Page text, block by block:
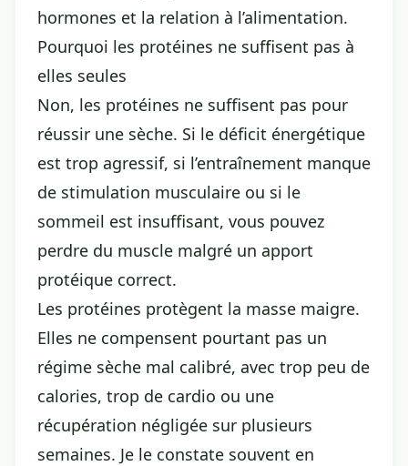
hormones et la relation à l’alimentation.
Pourquoi les protéines ne suffisent pas à
elles seules
Non, les protéines ne suffisent pas pour
réussir une sèche. Si le déficit énergétique
est trop agressif, si l’entraînement manque
de stimulation musculaire ou si le
sommeil est insuffisant, vous pouvez
perdre du muscle malgré un apport
protéique correct.
Les protéines protègent la masse maigre.
Elles ne compensent pourtant pas un
régime sèche mal calibré, avec trop peu de
calories, trop de cardio ou une
récupération négligée sur plusieurs
semaines. Je le constate souvent en